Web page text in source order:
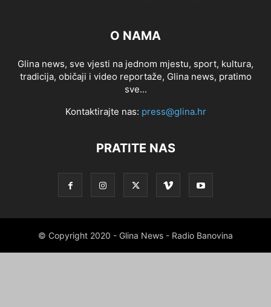
O NAMA
Glina news, sve vjesti na jednom mjestu, sport, kultura,
tradicija, običaji i video reportaže, Glina news, pratimo
sve...
Kontaktirajte nas: press@glina.hr
PRATITE NAS
© Copyright 2020 - Glina News - Radio Banovina